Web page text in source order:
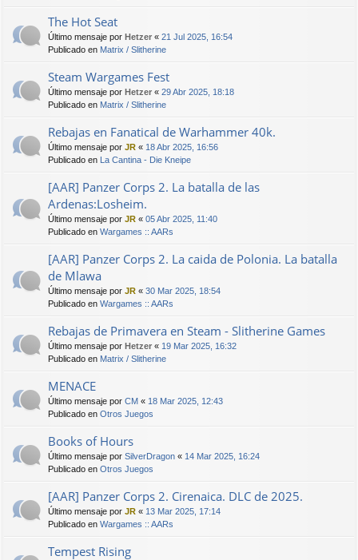
The Hot Seat
Último mensaje por Hetzer « 21 Jul 2025, 16:54
Publicado en Matrix / Slitherine
Steam Wargames Fest
Último mensaje por Hetzer « 29 Abr 2025, 18:18
Publicado en Matrix / Slitherine
Rebajas en Fanatical de Warhammer 40k.
Último mensaje por JR « 18 Abr 2025, 16:56
Publicado en La Cantina - Die Kneipe
[AAR] Panzer Corps 2. La batalla de las
Ardenas:Losheim.
Último mensaje por JR « 05 Abr 2025, 11:40
Publicado en Wargames :: AARs
[AAR] Panzer Corps 2. La caida de Polonia. La batalla
de Mlawa
Último mensaje por JR « 30 Mar 2025, 18:54
Publicado en Wargames :: AARs
Rebajas de Primavera en Steam - Slitherine Games
Último mensaje por Hetzer « 19 Mar 2025, 16:32
Publicado en Matrix / Slitherine
MENACE
Último mensaje por CM « 18 Mar 2025, 12:43
Publicado en Otros Juegos
Books of Hours
Último mensaje por SilverDragon « 14 Mar 2025, 16:24
Publicado en Otros Juegos
[AAR] Panzer Corps 2. Cirenaica. DLC de 2025.
Último mensaje por JR « 13 Mar 2025, 17:14
Publicado en Wargames :: AARs
Tempest Rising